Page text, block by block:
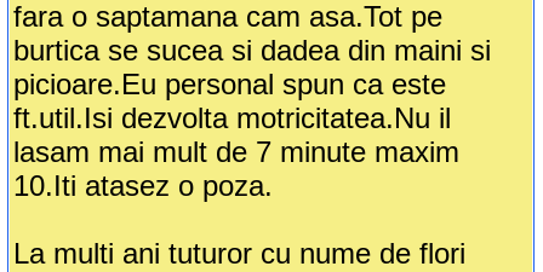
fara o saptamana cam asa.Tot pe
burtica se sucea si dadea din maini si
picioare.Eu personal spun ca este
ft.util.Isi dezvolta motricitatea.Nu il
lasam mai mult de 7 minute maxim
10.Iti atasez o poza.
La multi ani tuturor cu nume de flori